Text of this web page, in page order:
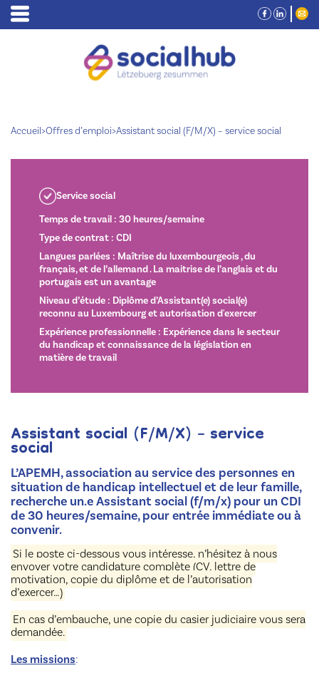
Accueil>Offres d’emploi>Assistant social (F/M/X) – service social
Service social
Temps de travail : 30 heures/semaine
Type de contrat : CDI
Langues parlées : Maîtrise du luxembourgeois , du
français, et de l’allemand . La maitrise de l’anglais et du
portugais est un avantage
Niveau d’étude : Diplôme d’Assistant(e) social(e)
reconnu au Luxembourg et autorisation d'exercer
Expérience professionnelle : Expérience dans le secteur
du handicap et connaissance de la législation en
matière de travail
Assistant social (F/M/X) – service
social
L’APEMH, association au service des personnes en
situation de handicap intellectuel et de leur famille,
recherche un.e Assistant social (f/m/x) pour un CDI
de 30 heures/semaine, pour entrée immédiate ou à
convenir.
Si le poste ci-dessous vous intéresse, n’hésitez à nous
envoyer votre candidature complète (CV, lettre de
motivation, copie du diplôme et de l’autorisation
d’exercer…)
En cas d’embauche, une copie du casier judiciaire vous sera
demandée.
Les missions: